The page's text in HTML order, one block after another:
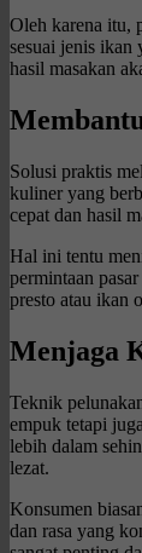
Oleh karena itu,
sesuai jenis ikan
hasil masakan
Solusi praktis
kuliner yang
cepat dan hasil
Hal ini tentu
permintaan
presto atau ikan
Menjaga
Teknik
empuk tetapi
lebih dalam
lezat.
Konsumen
dan rasa yang